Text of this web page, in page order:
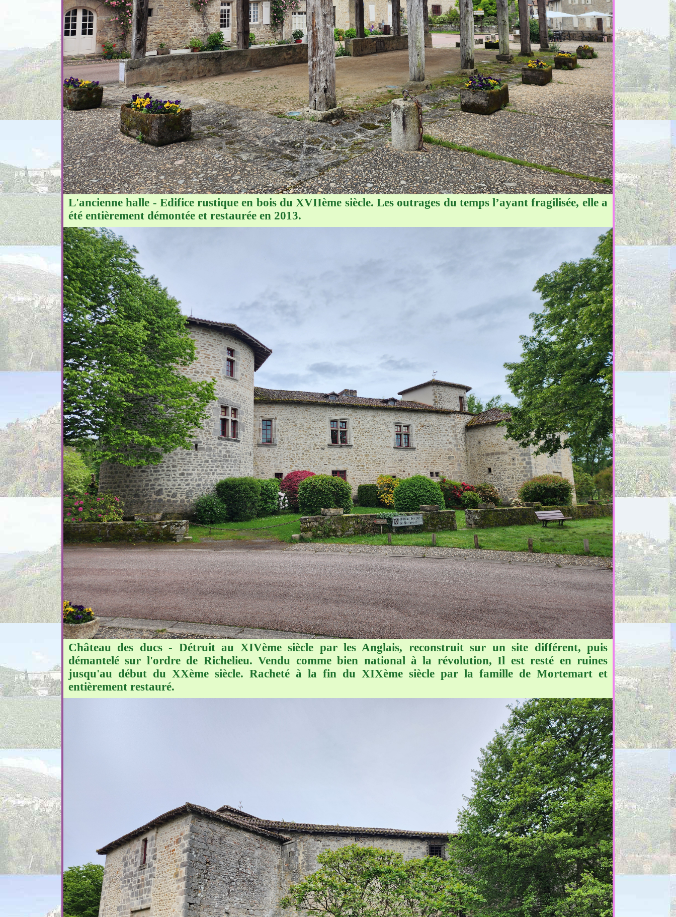
L'ancienne halle - Edifice rustique en bois du XVIIème siècle. Les outrages du temps l’ayant fragilisée, elle a
été entièrement démontée et restaurée en 2013.
Château des ducs - Détruit au XIVème siècle par les Anglais, reconstruit sur un site différent, puis
démantelé sur l'ordre de Richelieu. Vendu comme bien national à la révolution, Il est resté en ruines
jusqu'au début du XXème siècle. Racheté à la fin du XIXème siècle par la famille de Mortemart et
entièrement restauré.